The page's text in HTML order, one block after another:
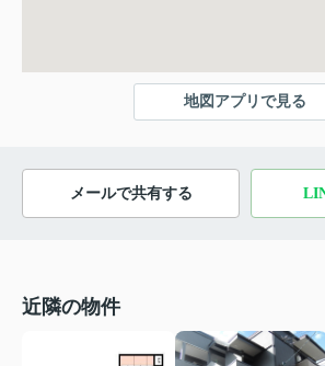
地図アプリで見る
メールで共有する
近隣の物件